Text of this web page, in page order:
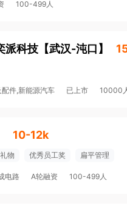
100-499人
派科技 【武汉-沌口 】
件,新能源汽车 已上市 10000
10-12k
物 优秀员工奖 扁平管理
电路 A轮融资 100-499人